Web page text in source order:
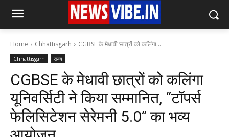
Home Chhattisgarh CGBSE के मेधावी छात्रों को कलिंगा...
Chhattisgarh राज्य
CGBSE के मेधावी छात्रों को कलिंगा
यूनिवर्सिटी ने किया सम्मानित, “टॉपर्स
फेलिसिटेशन सेरेमनी 5.0” का भव्य